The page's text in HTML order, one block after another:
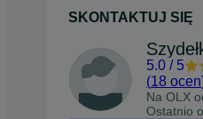
SKONTAKTUJ SIĘ
5.0 / 5
(18 ocen
Na OLX
Ostatnio